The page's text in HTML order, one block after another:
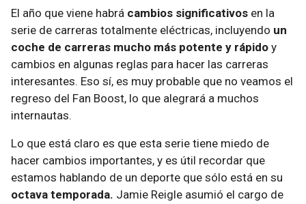
El año que viene habrá cambios significativos en la
serie de carreras totalmente eléctricas, incluyendo un
coche de carreras mucho más potente y rápido y
cambios en algunas reglas para hacer las carreras
interesantes. Eso sí, es muy probable que no veamos el
regreso del Fan Boost, lo que alegrará a muchos
internautas.
Lo que está claro es que esta serie tiene miedo de
hacer cambios importantes, y es útil recordar que
estamos hablando de un deporte que sólo está en su
octava temporada. Jamie Reigle asumió el cargo de